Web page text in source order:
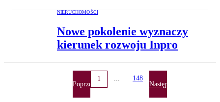
NIERUCHOMOŚCI
Nowe pokolenie wyznaczy
kierunek rozwoju Inpro
Poprzednia
1 ... 148
Następna